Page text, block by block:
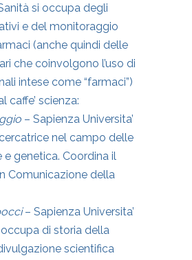
si occupa degli
e del monitoraggio
(anche quindi delle
che coinvolgono l’uso di
intese come “farmaci”)
caffe’ scienza:
– Sapienza Universita’
nel campo delle
e genetica. Coordina il
Comunicazione della
– Sapienza Universita’
di storia della
scientifica